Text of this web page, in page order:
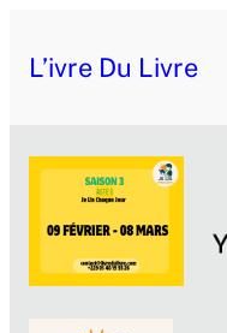
L’ivre Du Livre